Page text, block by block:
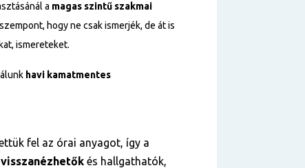
a magas szintű szakmai
hogy ne csak ismerjék, de át is
ismereteket.
havi kamatmentes
fel az órai anyagot, így a
és hallgathatók,